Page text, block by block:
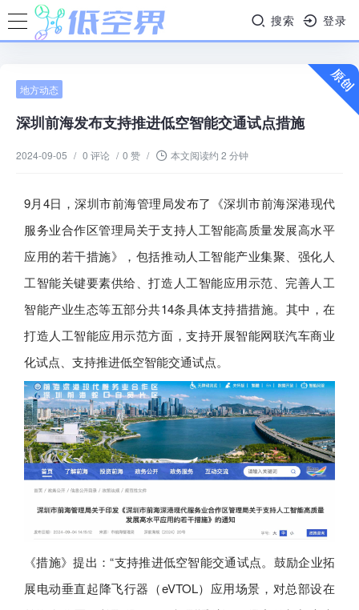
搜索 登录
地方动态
深圳前海发布支持推进低空智能交通试点措施
2024-09-05 / 0 评论 / 0 赞 / 本文阅读约 2 分钟
9月4日，深圳市前海管理局发布了《深圳市前海深港现代
服务业合作区管理局关于支持人工智能高质量发展高水平
应用的若干措施》，包括推动人工智能产业集聚、强化人
工智能关键要素供给、打造人工智能应用示范、完善人工
智能产业生态等五部分共14条具体支持措措施。其中，在
打造人工智能应用示范方面，支持开展智能网联汽车商业
化试点、支持推进低空智能交通试点。
《措施》提出：“支持推进低空智能交通试点。鼓励企业拓
展电动垂直起降飞行器（eVTOL）应用场景，对总部设在